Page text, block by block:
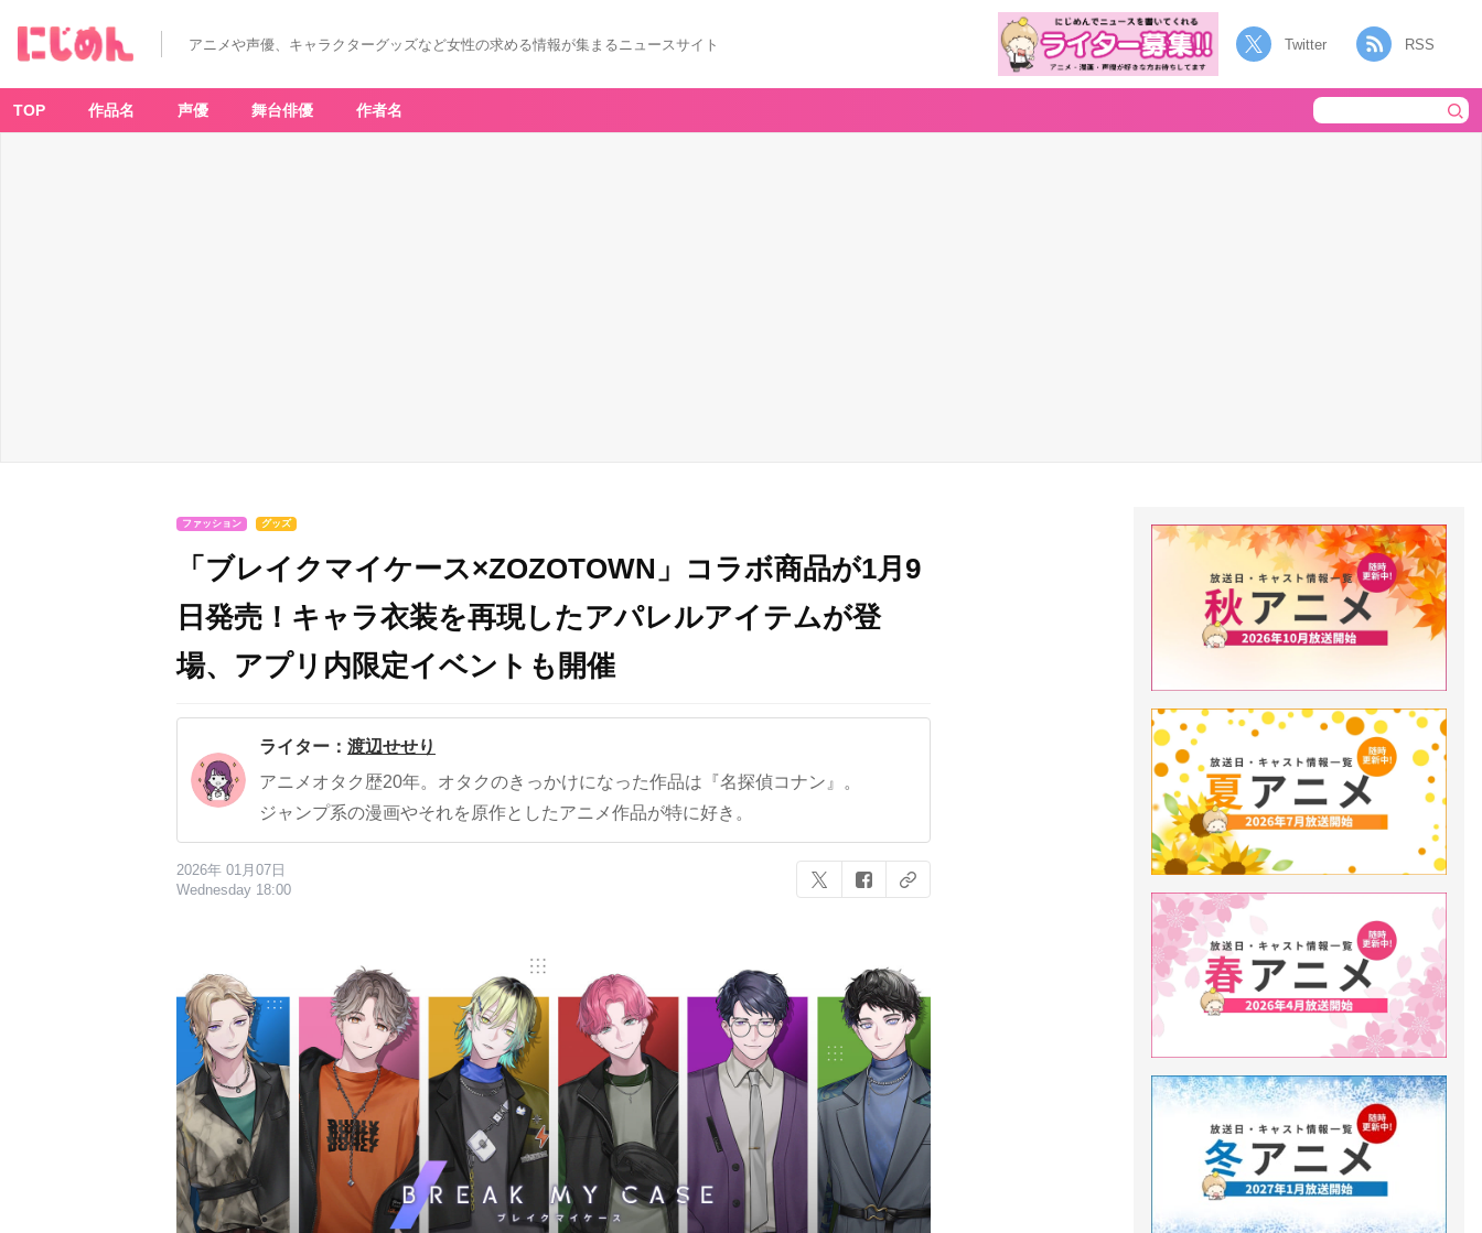
アニメや声優、キャラクターグッズなど女性の求める情報が集まるニュースサイト Twitter RSS
TOP 作品名 声優 舞台俳優 作者名
ファッション グッズ
「ブレイクマイケース×ZOZOTOWN」コラボ商品が1月9
日発売！キャラ衣装を再現したアパレルアイテムが登
場、アプリ内限定イベントも開催
ライター： 渡辺せせり
アニメオタク歴20年。オタクのきっかけになった作品は『名探偵コナン』。
ジャンプ系の漫画やそれを原作としたアニメ作品が特に好き。
2026年 01月07日
Wednesday 18:00